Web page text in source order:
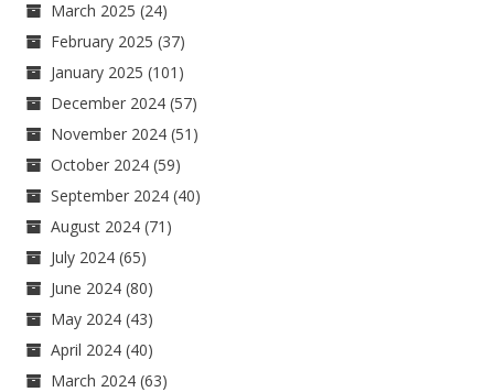
March 2025 (24)
February 2025 (37)
January 2025 (101)
December 2024 (57)
November 2024 (51)
October 2024 (59)
September 2024 (40)
August 2024 (71)
July 2024 (65)
June 2024 (80)
May 2024 (43)
April 2024 (40)
March 2024 (63)